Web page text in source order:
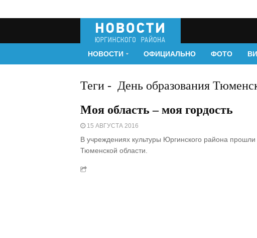
НОВОСТИ ОФИЦИАЛЬНО ФОТО
Теги - День образования
Моя область – моя гордость
15 АВГУСТА 2016
В учреждениях культуры Юргинского района
Тюменской области.